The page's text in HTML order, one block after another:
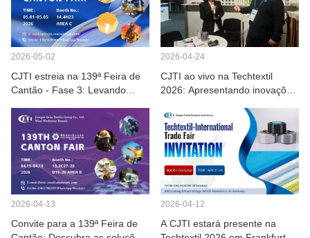
PRODUTOS
COSTUMIZAÇÃO
SOBRE NÓS
NOTÍCIA
INDÚSTRIA
FALE CONOSCO
VÍDEOS
2026-05-02
CJTI estreia na 139ª Feira de
Cantão - Fase 3: Levando
para compradores globais.
2026-04-24
CJTI ao vivo na Techtextil
2026: Apresentando inovações
2026-04-13
Convite para a 139ª Feira de
2026-04-12
A CJTI estará presente na